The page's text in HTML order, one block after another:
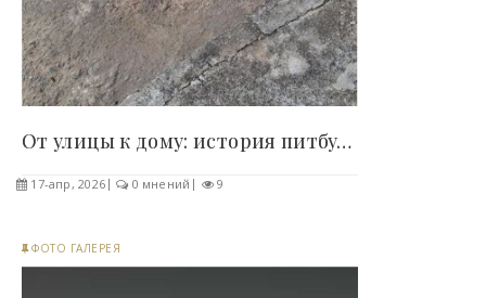
От улицы к дому: история питбуля в снимках «до» и..
17-апр, 2026 0 мнений 9
ФОТО ГАЛЕРЕЯ